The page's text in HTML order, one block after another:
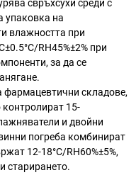
свръхсухи среди с
упаковка на
влажността при
RH45%±2% при
за да се
фармацевтични складове,
контролират 15-
и двойни
погреба комбинират
12-18°C/RH60%±5%,
старирането.